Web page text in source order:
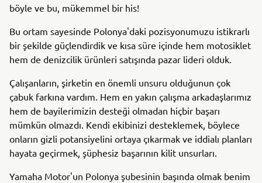
böyle ve bu, mükemmel bir his!
Bu ortam sayesinde Polonya'daki pozisyonumuzu istikrarlı
bir şekilde güçlendirdik ve kısa süre içinde hem motosiklet
hem de denizcilik ürünleri satışında pazar lideri olduk.
Çalışanların, şirketin en önemli unsuru olduğunun çok
çabuk farkına vardım. Hem en yakın çalışma arkadaşlarımız
hem de bayilerimizin desteği olmadan hiçbir başarı
mümkün olmazdı. Kendi ekibinizi desteklemek, böylece
onların gizli potansiyelini ortaya çıkarmak ve iddialı planları
hayata geçirmek, şüphesiz başarının kilit unsurları.
Yamaha Motor'un Polonya şubesinin başında olmak benim